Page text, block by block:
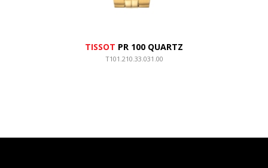
TISSOT PR 100 QUARTZ
T101.210.33.031.00